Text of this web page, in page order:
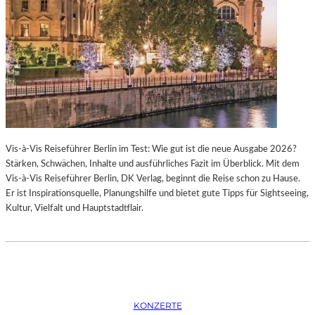
K
T
I
O
N
M
I
T
H
M
B
U
R
O
S
O
P
E
R
I
N
M
Ü
C
H
E
N
P
Vis-à-Vis Reiseführer Berlin im Test: Wie gut ist die neue Ausgabe 2026?
Stärken, Schwächen, Inhalte und ausführliches Fazit im Überblick. Mit dem
Vis-à-Vis Reiseführer Berlin, DK Verlag, beginnt die Reise schon zu Hause.
Er ist Inspirationsquelle, Planungshilfe und bietet gute Tipps für Sightseeing,
Kultur, Vielfalt und Hauptstadtflair.
KONZERTE